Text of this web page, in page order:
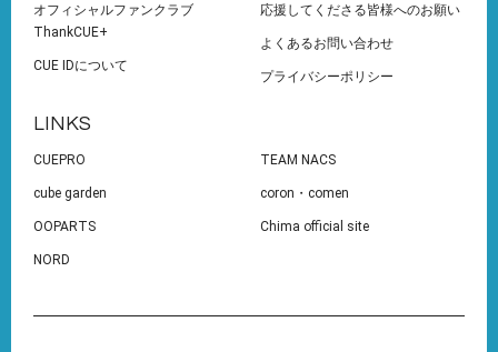
オフィシャルファンクラブ
ThankCUE+
CUE IDについて
応援してくださる皆様へのお願い
よくあるお問い合わせ
プライバシーポリシー
LINKS
CUEPRO TEAM NACS
cube garden coron・comen
OOPARTS Chima official site
NORD